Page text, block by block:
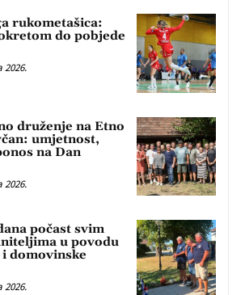
rukometašica:
do pobjede
2026.
druženje na Etno
umjetnost,
na Dan
2026.
počast svim
u povodu
domovinske
2026.